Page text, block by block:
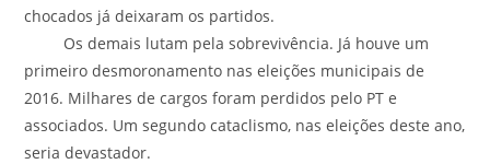
chocados já deixaram os partidos.
Os demais lutam pela sobrevivência. Já houve um
primeiro desmoronamento nas eleições municipais de
2016. Milhares de cargos foram perdidos pelo PT e
associados. Um segundo cataclismo, nas eleições deste ano,
seria devastador.